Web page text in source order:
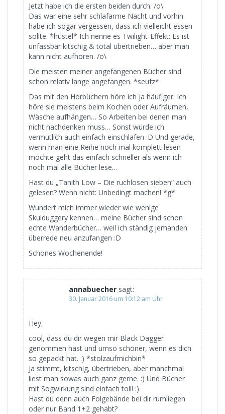
Jetzt habe ich die ersten beiden durch. /o\
Das war eine sehr schlafarme Nacht und vorhin
habe ich sogar vergessen, dass ich vielleicht essen
sollte. *hüstel* Ich nenne es Twilight-Effekt: Es ist
unfassbar kitschig & total übertrieben… aber man
kann nicht aufhören. /o\
Die meisten meiner angefangenen Bücher sind
schon relativ lange angefangen. *seufz*
Das mit den Hörbüchern höre ich ja häufiger. Ich
höre sie meistens beim Kochen oder Aufräumen,
Wäsche aufhängen… So Arbeiten bei denen man
nicht nachdenken muss… Sonst würde ich
vermutlich auch einfach einschlafen :D Und gerade,
wenn man eine Reihe noch mal komplett lesen
möchte geht das einfach schneller als wenn ich
noch mal alle Bücher lese…
Hast du „Tanith Low – Die ruchlosen sieben“ auch
gelesen? Wenn nicht: Unbedingt machen! *g*
Wundert mich immer wieder wie wenige
Skulduggery kennen… meine Bücher sind schon
echte Wanderbücher… weil ich ständig jemanden
überrede neu anzufangen :D
Schönes Wochenende!
annabuecher sagt:
30. Januar 2016 um 10:12 am Uhr
Hey,
cool, dass du dir wegen mir Black Dagger
genommen hast und umso schöner, wenn es dich
so gepackt hat. :) *stolzaufmichbin*
Ja stimmt, kitschig, übertrieben, aber manchmal
liest man sowas auch ganz gerne. :) Und Bücher
mit Sogwirkung sind einfach toll! :)
Hast du denn auch Folgebände bei dir rumliegen
oder nur Band 1+2 gehabt?